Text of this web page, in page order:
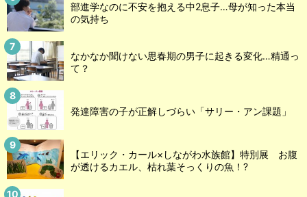
部進学なのに不安を抱える中2息子…母が知った本当
の気持ち
なかなか聞けない思春期の男子に起きる変化…精通っ
て？
発達障害の子が正解しづらい「サリー・アン課題」
【エリック・カール×しながわ水族館】特別展 お腹
が透けるカエル、枯れ葉そっくりの魚！?